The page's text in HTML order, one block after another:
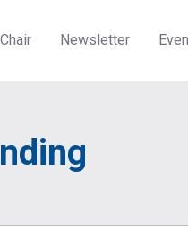
Newsletter